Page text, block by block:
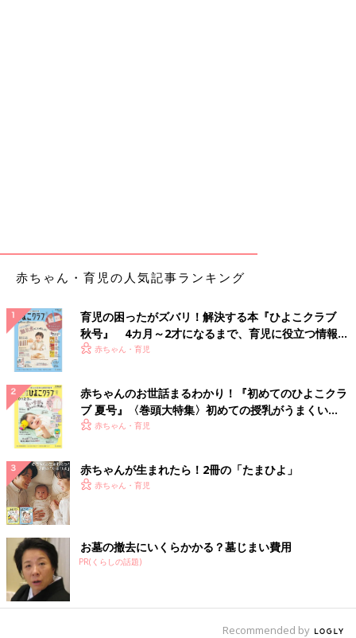
赤ちゃん・育児の人気記事ランキング
育児の困ったがズバリ！解決する本『ひよこクラブ
秋号』 4カ月～2才になるまで、育児に役立つ情報が
いっぱい！
赤ちゃん・育児
赤ちゃんのお世話まるわかり！『初めてのひよこクラ
ブ 夏号』〈巻頭大特集〉初めての授乳がうまくい
く！ おっぱい・ミルクの基本と夏のトラブル 解決テ
赤ちゃん・育児
赤ちゃんが生まれたら！2冊の「たまひよ」
赤ちゃん・育児
お墓の撤去にいくらかかる？墓じまい費用
PR(くらしの話題)
Recommended by